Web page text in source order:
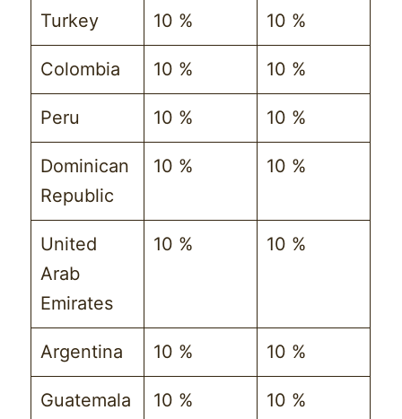
Turkey 10 % 10 %
Colombia 10 % 10 %
Peru 10 % 10 %
Dominican
Republic
10 % 10 %
United
Arab
Emirates
10 % 10 %
Argentina 10 % 10 %
Guatemala 10 % 10 %